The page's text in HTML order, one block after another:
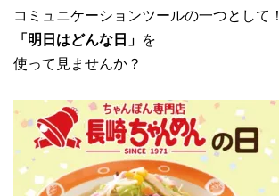
コミュニケーションツールの一つとして！
「明日はどんな日」 を
使って見ませんか？